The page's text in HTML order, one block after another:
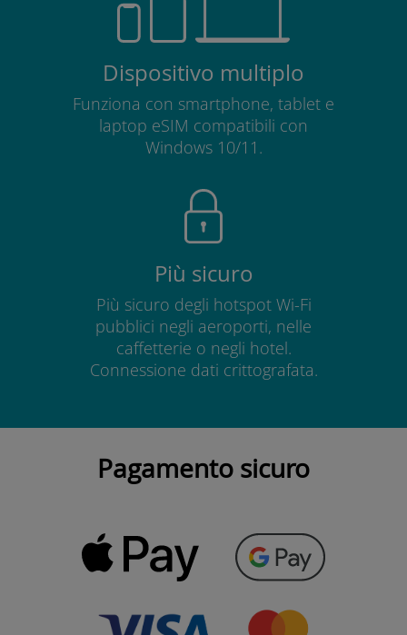
Dispositivo multiplo
Funziona con smartphone, tablet e
laptop eSIM compatibili con
Windows 10/11.
Più sicuro
Più sicuro degli hotspot Wi-Fi
pubblici negli aeroporti, nelle
caffetterie o negli hotel.
Connessione dati crittografata.
Pagamento sicuro